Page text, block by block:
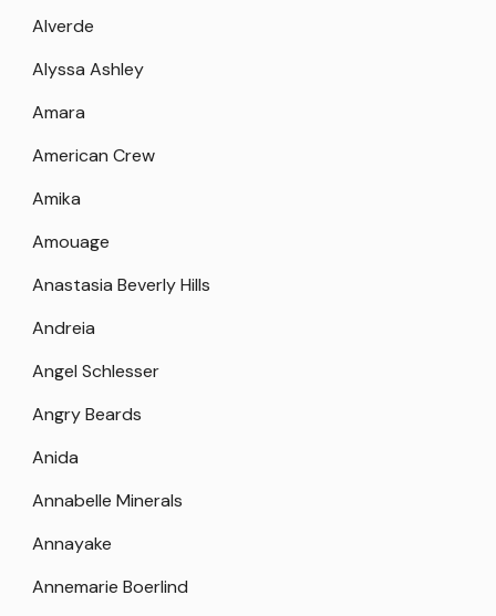
Alverde
Alyssa Ashley
Amara
American Crew
Amika
Amouage
Anastasia Beverly Hills
Andreia
Angel Schlesser
Angry Beards
Anida
Annabelle Minerals
Annayake
Annemarie Boerlind